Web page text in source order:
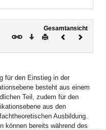
Gesamtansicht
Download
DruckenVorheriges
für den Einstieg in der
besteht aus einem
Teil, zudem für den
aus den
Ausbildung.
können bereits während des